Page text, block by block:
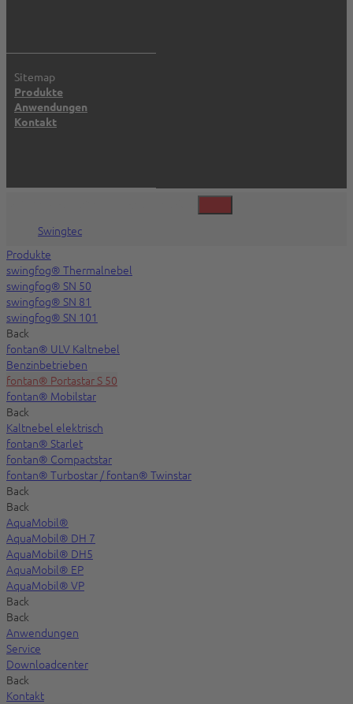
Sitemap
Produkte
Anwendungen
Kontakt
Swingtec
Produkte
swingfog® Thermalnebel
swingfog® SN 50
swingfog® SN 81
swingfog® SN 101
Back
fontan® ULV Kaltnebel
Benzinbetrieben
fontan® Portastar S 50
fontan® Mobilstar
Back
Kaltnebel elektrisch
fontan® Starlet
fontan® Compactstar
fontan® Turbostar / fontan® Twinstar
Back
Back
AquaMobil®
AquaMobil® DH 7
AquaMobil® DH5
AquaMobil® EP
AquaMobil® VP
Back
Back
Anwendungen
Service
Downloadcenter
Back
Kontakt